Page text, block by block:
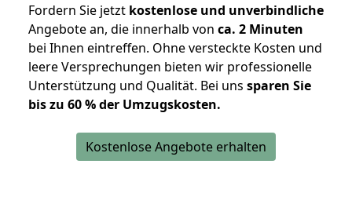
Fordern Sie jetzt kostenlose und unverbindliche
Angebote an, die innerhalb von ca. 2 Minuten
bei Ihnen eintreffen. Ohne versteckte Kosten und
leere Versprechungen bieten wir professionelle
Unterstützung und Qualität. Bei uns sparen Sie
bis zu 60 % der Umzugskosten.
Kostenlose Angebote erhalten